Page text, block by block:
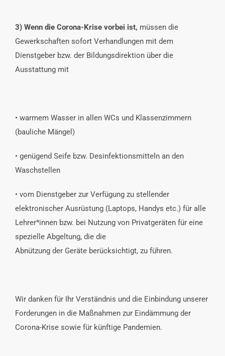
3) Wenn die Corona-Krise vorbei ist, müssen die
Gewerkschaften sofort Verhandlungen mit dem
Dienstgeber bzw. der Bildungsdirektion über die
Ausstattung mit
• warmem Wasser in allen WCs und Klassenzimmern
(bauliche Mängel)
• genügend Seife bzw. Desinfektionsmitteln an den
Waschstellen
• vom Dienstgeber zur Verfügung zu stellender
elektronischer Ausrüstung (Laptops, Handys etc.) für alle
Lehrer*innen bzw. bei Nutzung von Privatgeräten für eine
spezielle Abgeltung, die die
Abnützung der Geräte berücksichtigt, zu führen.
Wir danken für Ihr Verständnis und die Einbindung unserer
Forderungen in die Maßnahmen zur Eindämmung der
Corona-Krise sowie für künftige Pandemien.